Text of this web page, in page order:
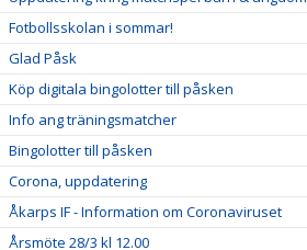
Fotbollsskolan i sommar!
Glad Påsk
Köp digitala bingolotter till påsken
Info ang träningsmatcher
Bingolotter till påsken
Corona, uppdatering
Åkarps IF - Information om Coronaviruset
Årsmöte 28/3 kl 12.00